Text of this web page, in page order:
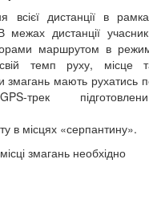
всієї дистанції в
межах дистанції
маршрутом в
темп руху, місце
змагань мають рухатись
трек
в місцях «серпантину».
змагань необхідно